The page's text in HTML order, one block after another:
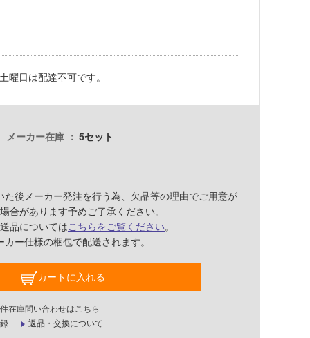
曜日は配達不可です。
メーカー在庫 5セット
た後メーカー発注を行う為、欠品等の理由でご用意が
合があります予めご了承ください。
品についてはこちらをご覧ください。
ー仕様の梱包で配送されます。
カートに入れる
在庫問い合わせはこちら
返品・交換について